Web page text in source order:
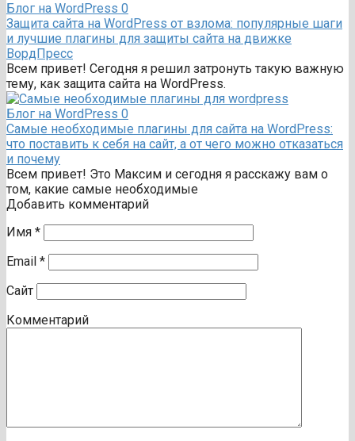
Блог на WordPress 0
Защита сайта на WordPress от взлома: популярные шаги
и лучшие плагины для защиты сайта на движке
ВордПресс
Всем привет! Сегодня я решил затронуть такую важную
тему, как защита сайта на WordPress.
Блог на WordPress 0
Самые необходимые плагины для сайта на WordPress:
что поставить к себя на сайт, а от чего можно отказаться
и почему
Всем привет! Это Максим и сегодня я расскажу вам о
том, какие самые необходимые
Добавить комментарий
Имя *
Email *
Сайт
Комментарий